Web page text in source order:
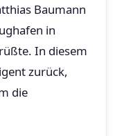
Baumann
in
In diesem
zurück,
die